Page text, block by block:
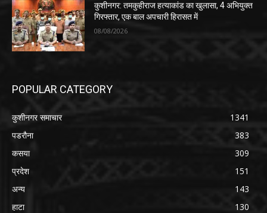
कुशीनगर: तमकुहीराज हत्याकांड का खुलासा, 4 अभियुक्त
गिरफ्तार, एक बाल अपचारी हिरासत में
08/08/2026
POPULAR CATEGORY
कुशीनगर समाचार
1341
पडरौना
383
कसया
309
प्रदेश
151
अन्य
143
हाटा
130